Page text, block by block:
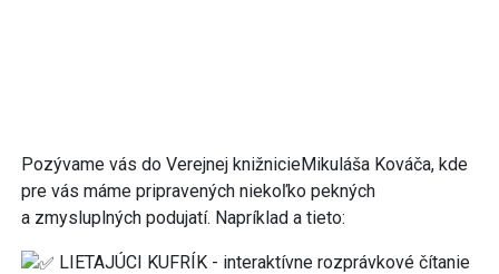
Pozývame vás do Verejnej knižnicieMikuláša Kováča, kde
pre vás máme pripravených niekoľko pekných
a zmysluplných podujatí. Napríklad a tieto:
LIETAJÚCI KUFRÍK - interaktívne rozprávkové čítanie